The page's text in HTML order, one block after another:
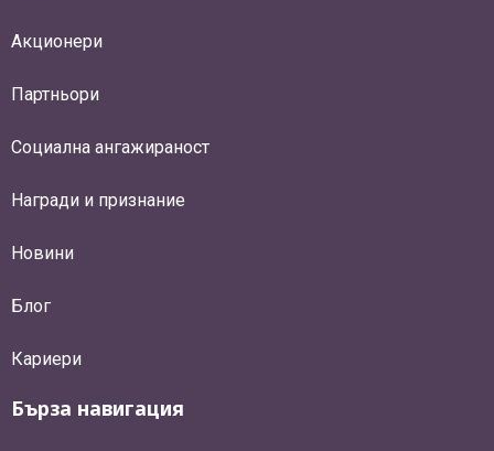
Акционери
Партньори
Социална ангажираност
Награди и признание
Новини
Блог
Кариери
Бърза навигация